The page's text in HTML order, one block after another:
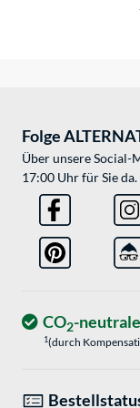
Folge
Über unsere
17:00 Uhr für Sie da.
CO2-
1(durch